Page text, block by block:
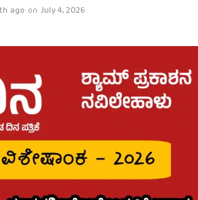
ago on July 4, 2026